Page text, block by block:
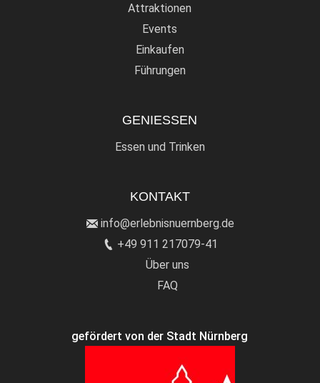
Attraktionen
Events
Einkaufen
Führungen
GENIESSEN
Essen und Trinken
KONTAKT
info@erlebnisnuernberg.de
+49 911 217079-41
Über uns
FAQ
gefördert von der Stadt Nürnberg